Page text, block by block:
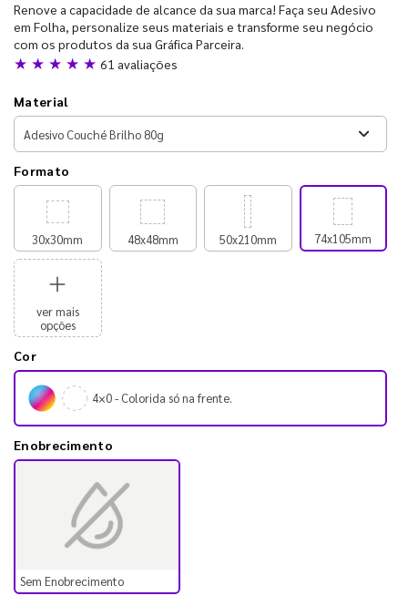
Renove a capacidade de alcance da sua marca! Faça seu Adesivo
em Folha, personalize seus materiais e transforme seu negócio
com os produtos da sua Gráfica Parceira.
★ ★ ★ ★ ★ 61 avaliações
Material
Formato
30x30mm 48x48mm 50x210mm 74x105mm
ver mais
opções
Cor
4×0 - Colorida só na frente.
Enobrecimento
Sem Enobrecimento